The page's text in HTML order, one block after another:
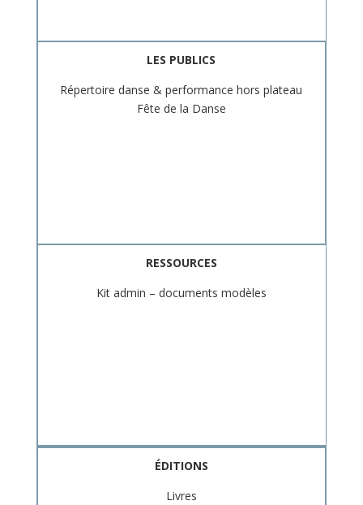
LES PUBLICS
Répertoire danse & performance hors plateau
Fête de la Danse
RESSOURCES
Kit admin – documents modèles
ÉDITIONS
Livres